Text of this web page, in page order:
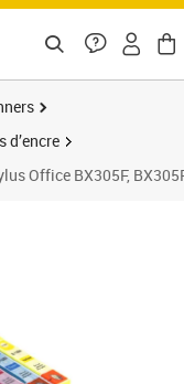
d’encre
Office BX305F,